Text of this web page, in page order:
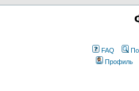
FAQ
Профиль